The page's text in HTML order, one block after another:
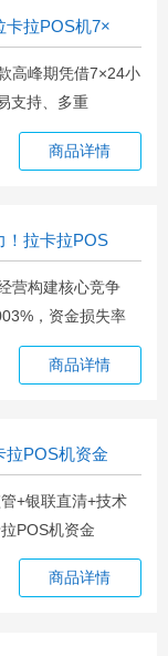
卡拉POS机7×
高峰期凭借7×24小
支持、多重
商品详情
！拉卡拉POS
营构建核心竞争
，资金损失率
商品详情
拉POS机资金
+银联直清+技术
POS机资金
商品详情